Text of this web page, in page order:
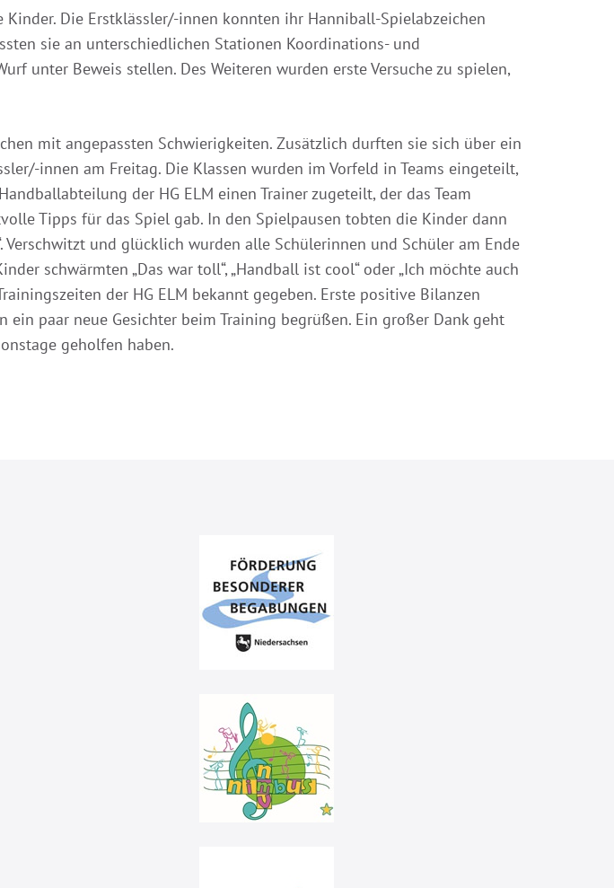
Die Erstklässler/-innen konnten ihr Hanniball-Spielabzeichen
sie an unterschiedlichen Stationen Koordinations- und
unter Beweis stellen. Des Weiteren wurden erste Versuche zu spielen,
mit angepassten Schwierigkeiten. Zusätzlich durften sie sich über ein
innen am Freitag. Die Klassen wurden im Vorfeld in Teams eingeteilt,
der HG ELM einen Trainer zugeteilt, der das Team
Tipps für das Spiel gab. In den Spielpausen tobten die Kinder dann
und glücklich wurden alle Schülerinnen und Schüler am Ende
schwärmten „Das war toll“, „Handball ist cool“ oder „Ich möchte auch
der HG ELM bekannt gegeben. Erste positive Bilanzen
paar neue Gesichter beim Training begrüßen. Ein großer Dank geht
geholfen haben.